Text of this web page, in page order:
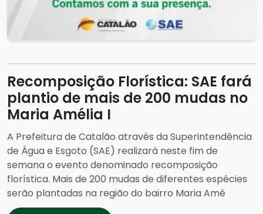
Recomposição Florística: SAE fará
plantio de mais de 200 mudas no
Maria Amélia I
A Prefeitura de Catalão através da Superintendência
de Água e Esgoto (SAE) realizará neste fim de
semana o evento denominado recomposição
florística. Mais de 200 mudas de diferentes espécies
serão plantadas na região do bairro Maria Amé